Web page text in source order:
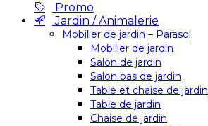
Promo
Jardin / Animalerie
Mobilier de jardin – Parasol
Mobilier de jardin
Salon de jardin
Salon bas de jardin
Table et chaise de jardin
Table de jardin
Chaise de jardin